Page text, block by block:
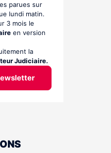
parues sur
lundi matin.
3 mois le
en version
la
Judiciaire.